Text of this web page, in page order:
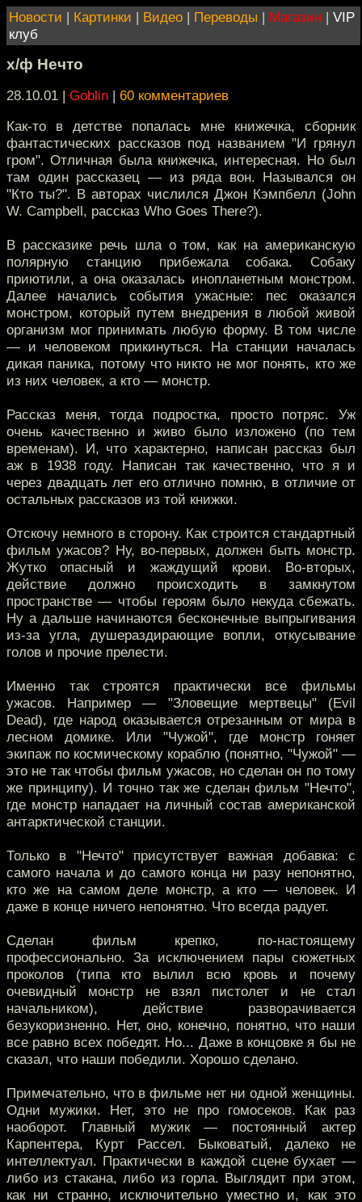
Новости | Картинки | Видео | Переводы | Магазин | VIP
клуб
х/ф Нечто
28.10.01 | Goblin | 60 комментариев
Как-то в детстве попалась мне книжечка, сборник
фантастических рассказов под названием "И грянул
гром". Отличная была книжечка, интересная. Но был
там один рассказец — из ряда вон. Назывался он
"Кто ты?". В авторах числился Джон Кэмпбелл (John
W. Campbell, рассказ Who Goes There?).
В рассказике речь шла о том, как на американскую
полярную станцию прибежала собака. Собаку
приютили, а она оказалась инопланетным монстром.
Далее начались события ужасные: пес оказался
монстром, который путем внедрения в любой живой
организм мог принимать любую форму. В том числе
— и человеком прикинуться. На станции началась
дикая паника, потому что никто не мог понять, кто же
из них человек, а кто — монстр.
Рассказ меня, тогда подростка, просто потряс. Уж
очень качественно и живо было изложено (по тем
временам). И, что характерно, написан рассказ был
аж в 1938 году. Написан так качественно, что я и
через двадцать лет его отлично помню, в отличие от
остальных рассказов из той книжки.
Отскочу немного в сторону. Как строится стандартный
фильм ужасов? Ну, во-первых, должен быть монстр.
Жутко опасный и жаждущий крови. Во-вторых,
действие должно происходить в замкнутом
пространстве — чтобы героям было некуда сбежать.
Ну а дальше начинаются бесконечные выпрыгивания
из-за угла, душераздирающие вопли, откусывание
голов и прочие прелести.
Именно так строятся практически все фильмы
ужасов. Например — "Зловещие мертвецы" (Evil
Dead), где народ оказывается отрезанным от мира в
лесном домике. Или "Чужой", где монстр гоняет
экипаж по космическому кораблю (понятно, "Чужой" —
это не так чтобы фильм ужасов, но сделан он по тому
же принципу). И точно так же сделан фильм "Нечто",
где монстр нападает на личный состав американской
антарктической станции.
Только в "Нечто" присутствует важная добавка: с
самого начала и до самого конца ни разу непонятно,
кто же на самом деле монстр, а кто — человек. И
даже в конце ничего непонятно. Что всегда радует.
Сделан фильм крепко, по-настоящему
профессионально. За исключением пары сюжетных
проколов (типа кто вылил всю кровь и почему
очевидный монстр не взял пистолет и не стал
начальником), действие разворачивается
безукоризненно. Нет, оно, конечно, понятно, что наши
все равно всех победят. Но... Даже в концовке я бы не
сказал, что наши победили. Хорошо сделано.
Примечательно, что в фильме нет ни одной женщины.
Одни мужики. Нет, это не про гомосеков. Как раз
наоборот. Главный мужик — постоянный актер
Карпентера, Курт Рассел. Быковатый, далеко не
интеллектуал. Практически в каждой сцене бухает —
либо из стакана, либо из горла. Выглядит при этом,
как ни странно, исключительно уместно и, как это